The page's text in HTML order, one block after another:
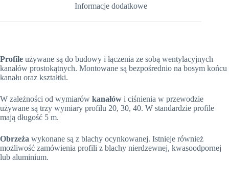
Informacje dodatkowe
Profile używane są do budowy i łączenia ze sobą wentylacyjnych
kanałów prostokątnych. Montowane są bezpośrednio na bosym końcu
kanału oraz kształtki.
W zależności od wymiarów kanałów i ciśnienia w przewodzie
używane są trzy wymiary profilu 20, 30, 40. W standardzie profile
mają długość 5 m.
Obrzeża wykonane są z blachy ocynkowanej. Istnieje również
możliwość zamówienia profili z blachy nierdzewnej, kwasoodpornej
lub aluminium.